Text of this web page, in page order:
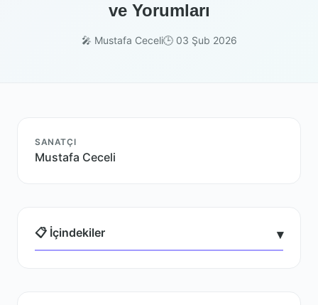
ve Yorumları
🎤 Mustafa Ceceli🕒 03 Şub 2026
SANATÇI
Mustafa Ceceli
📋 İçindekiler ▾